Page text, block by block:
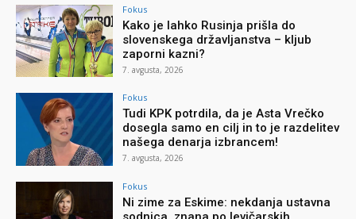
Fokus
Kako je lahko Rusinja prišla do
slovenskega državljanstva – kljub
zaporni kazni?
7. avgusta, 2026
Fokus
Tudi KPK potrdila, da je Asta Vrečko
dosegla samo en cilj in to je razdelitev
našega denarja izbrancem!
7. avgusta, 2026
Fokus
Ni zime za Eskime: nekdanja ustavna